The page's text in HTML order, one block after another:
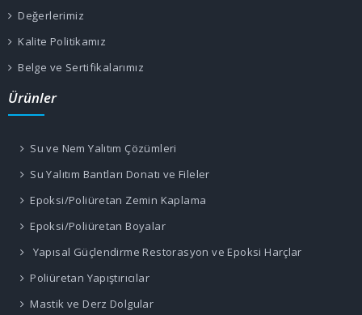
Değerlerimiz
Kalite Politikamız
Belge ve Sertifikalarımız
Ürünler
Su ve Nem Yalıtım Çözümleri
Su Yalıtım Bantları Donatı ve Fileler
Epoksi/Poliüretan Zemin Kaplama
Epoksi/Poliüretan Boyalar
Yapısal Güçlendirme Restorasyon ve Epoksi Harçlar
Poliüretan Yapıştırıcılar
Mastik ve Derz Dolgular